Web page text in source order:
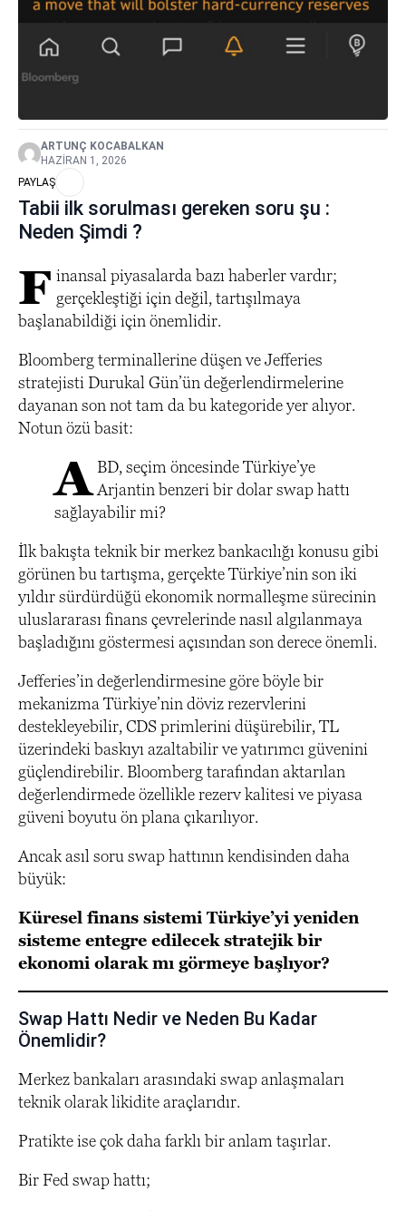
ARTUNÇ KOCABALKAN
HAZIRAN 1, 2026
PAYLAŞ
Tabii ilk sorulması gereken soru şu :
Neden Şimdi ?
F inansal piyasalarda bazı haberler vardır;
gerçekleştiği için değil, tartışılmaya
başlanabildiği için önemlidir.
Bloomberg terminallerine düşen ve Jefferies
stratejisti Durukal Gün’ün değerlendirmelerine
dayanan son not tam da bu kategoride yer alıyor.
Notun özü basit:
A BD, seçim öncesinde Türkiye’ye
Arjantin benzeri bir dolar swap hattı
sağlayabilir mi?
İlk bakışta teknik bir merkez bankacılığı konusu gibi
görünen bu tartışma, gerçekte Türkiye’nin son iki
yıldır sürdürdüğü ekonomik normalleşme sürecinin
uluslararası finans çevrelerinde nasıl algılanmaya
başladığını göstermesi açısından son derece önemli.
Jefferies’in değerlendirmesine göre böyle bir
mekanizma Türkiye’nin döviz rezervlerini
destekleyebilir, CDS primlerini düşürebilir, TL
üzerindeki baskıyı azaltabilir ve yatırımcı güvenini
güçlendirebilir. Bloomberg tarafından aktarılan
değerlendirmede özellikle rezerv kalitesi ve piyasa
güveni boyutu ön plana çıkarılıyor.
Ancak asıl soru swap hattının kendisinden daha
büyük:
Küresel finans sistemi Türkiye’yi yeniden
sisteme entegre edilecek stratejik bir
ekonomi olarak mı görmeye başlıyor?
Swap Hattı Nedir ve Neden Bu Kadar
Önemlidir?
Merkez bankaları arasındaki swap anlaşmaları
teknik olarak likidite araçlarıdır.
Pratikte ise çok daha farklı bir anlam taşırlar.
Bir Fed swap hattı;